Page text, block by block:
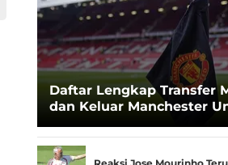
Daftar Lengkap Transfer
dan Keluar Manchester